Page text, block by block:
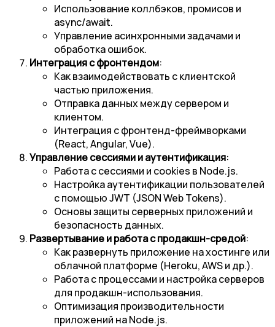
Использование коллбэков, промисов и
async/await.
Управление асинхронными задачами и
обработка ошибок.
Интеграция с фронтендом:
Как взаимодействовать с клиентской
частью приложения.
Отправка данных между сервером и
клиентом.
Интеграция с фронтенд-фреймворками
(React, Angular, Vue).
Управление сессиями и аутентификация:
Работа с сессиями и cookies в Node.js.
Настройка аутентификации пользователей
с помощью JWT (JSON Web Tokens).
Основы защиты серверных приложений и
безопасность данных.
Развертывание и работа с продакшн-средой:
Как развернуть приложение на хостинге или
облачной платформе (Heroku, AWS и др.).
Работа с процессами и настройка серверов
для продакшн-использования.
Оптимизация производительности
приложений на Node.js.